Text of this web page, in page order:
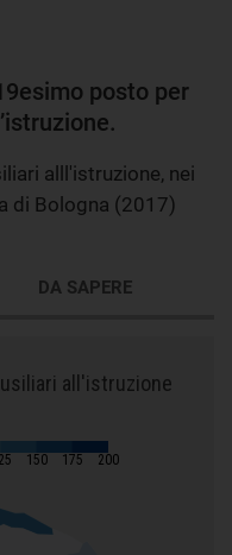
posto per
alll'istruzione, nei
di Bologna (2017)
DA SAPERE